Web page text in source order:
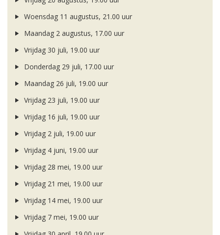
Woensdag 11 augustus, 21.00 uur
Maandag 2 augustus, 17.00 uur
Vrijdag 30 juli, 19.00 uur
Donderdag 29 juli, 17.00 uur
Maandag 26 juli, 19.00 uur
Vrijdag 23 juli, 19.00 uur
Vrijdag 16 juli, 19.00 uur
Vrijdag 2 juli, 19.00 uur
Vrijdag 4 juni, 19.00 uur
Vrijdag 28 mei, 19.00 uur
Vrijdag 21 mei, 19.00 uur
Vrijdag 14 mei, 19.00 uur
Vrijdag 7 mei, 19.00 uur